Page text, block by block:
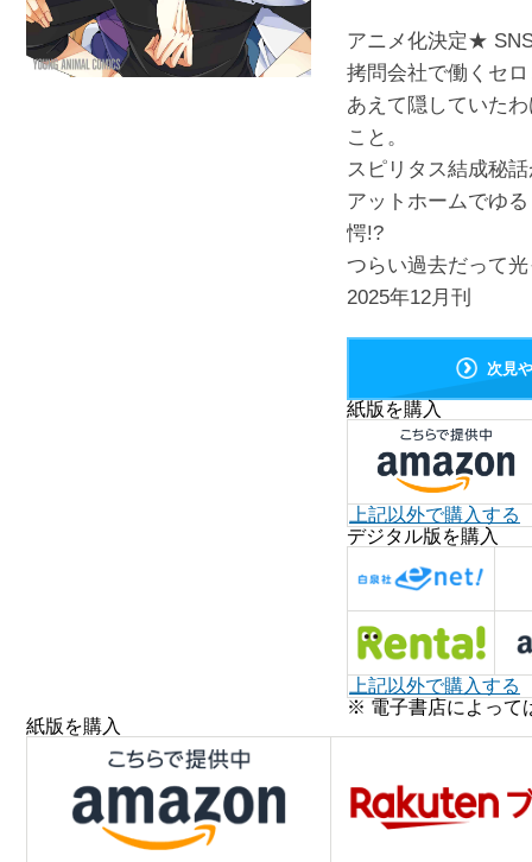
アニメ化決定★
拷問会社で働くセ
あえて隠していた
こと。
スピリタス結成秘
アットホームでゆ
愕!?
つらい過去だって
2025年12月刊
次見
紙版を購入
上記以外で購入する
デジタル版を購入
上記以外で購入する
※ 電子書店によって
紙版を購入